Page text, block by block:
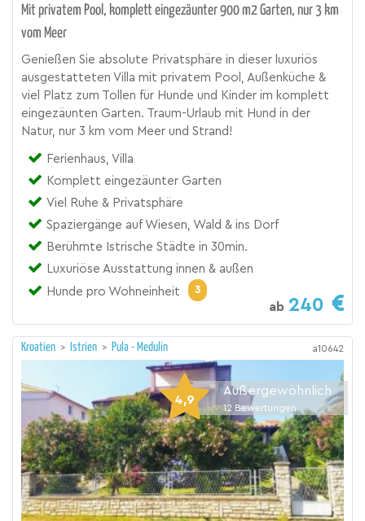
Mit privatem Pool, komplett eingezäunter 900 m2 Garten, nur 3 km
vom Meer
Genießen Sie absolute Privatsphäre in dieser luxuriös
ausgestatteten Villa mit privatem Pool, Außenküche &
viel Platz zum Tollen für Hunde und Kinder im komplett
eingezäunten Garten. Traum-Urlaub mit Hund in der
Natur, nur 3 km vom Meer und Strand!
Ferienhaus, Villa
Komplett eingezäunter Garten
Viel Ruhe & Privatsphäre
Spaziergänge auf Wiesen, Wald & ins Dorf
Berühmte Istrische Städte in 30min.
Luxuriöse Ausstattung innen & außen
Hunde pro Wohneinheit
3
ab 240
Kroatien > Istrien > Pula - Medulin a10642
4,9
Außergewöhnlich
12 Bewertungen